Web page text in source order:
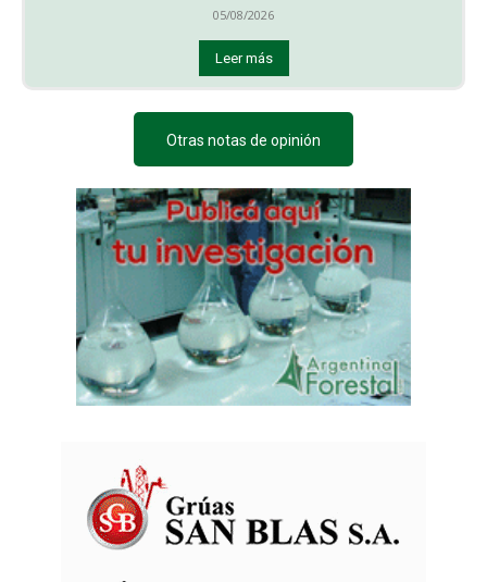
05/08/2026
Leer más
Otras notas de opinión